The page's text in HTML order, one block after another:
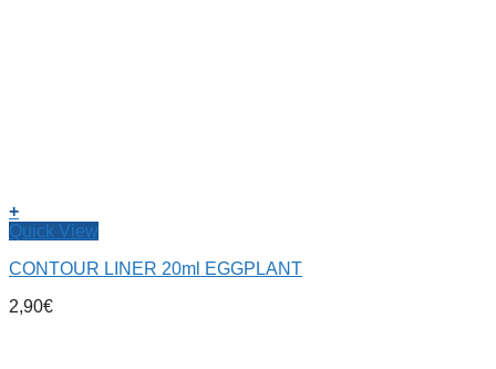
+
Quick View
CONTOUR LINER 20ml EGGPLANT
2,90€